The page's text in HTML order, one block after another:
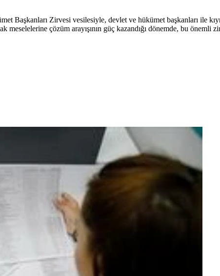
Başkanları Zirvesi vesilesiyle, devlet ve hükümet başkanları ile
çözüm arayışının güç kazandığı dönemde, bu önemli